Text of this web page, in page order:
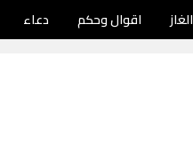
الغاز اقوال وحكم دعاء